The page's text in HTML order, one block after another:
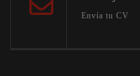
Envía tu CV